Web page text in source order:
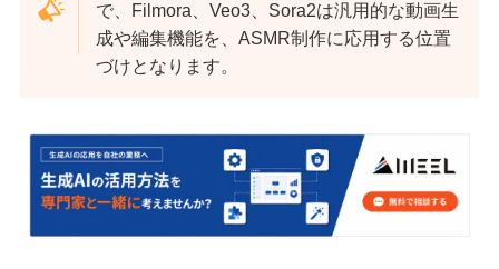
で、Filmora、Veo3、Sora2は汎用的な動画生
成や編集機能を、ASMR制作に応用する位置
づけとなります。